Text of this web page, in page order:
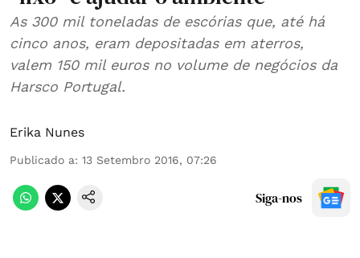
As 300 mil toneladas de escórias que, até há
cinco anos, eram depositadas em aterros,
valem 150 mil euros no volume de negócios da
Harsco Portugal.
Erika Nunes
Publicado a: 13 Setembro 2016, 07:26
Siga-nos